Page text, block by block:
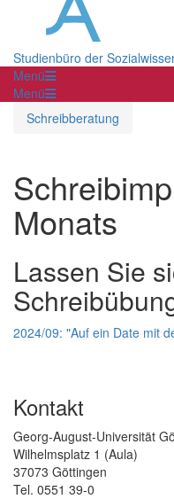
Studienbüro der
Menü
Menü
Schreibberatung
Monats
Lassen Sie
2024/09: "Auf ein Date mit
Kontakt
Georg-August-Universität
Wilhelmsplatz 1 (Aula)
37073 Göttingen
Tel. 0551 39-0